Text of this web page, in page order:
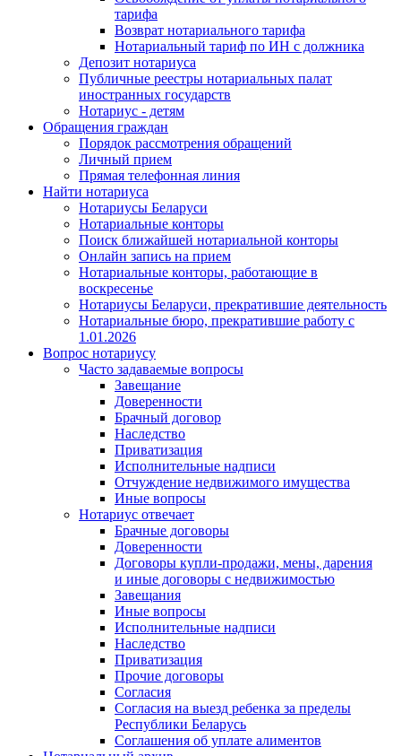
тарифа
Возврат нотариального тарифа
Нотариальный тариф по ИН с должника
Депозит нотариуса
Публичные реестры нотариальных палат
иностранных государств
Нотариус - детям
Обращения граждан
Порядок рассмотрения обращений
Личный прием
Прямая телефонная линия
Найти нотариуса
Нотариусы Беларуси
Нотариальные конторы
Поиск ближайшей нотариальной конторы
Онлайн запись на прием
Нотариальные конторы, работающие в
воскресенье
Нотариусы Беларуси, прекратившие деятельность
Нотариальные бюро, прекратившие работу с
1.01.2026
Вопрос нотариусу
Часто задаваемые вопросы
Завещание
Доверенности
Брачный договор
Наследство
Приватизация
Исполнительные надписи
Отчуждение недвижимого имущества
Иные вопросы
Нотариус отвечает
Брачные договоры
Доверенности
Договоры купли-продажи, мены, дарения
и иные договоры с недвижимостью
Завещания
Иные вопросы
Исполнительные надписи
Наследство
Приватизация
Прочие договоры
Согласия
Согласия на выезд ребенка за пределы
Республики Беларусь
Соглашения об уплате алиментов